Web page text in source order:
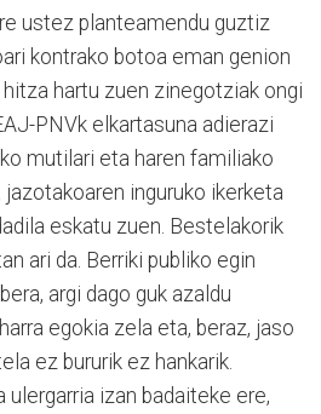
ustez planteamendu guztiz
kontrako botoa eman genion
hitza hartu zuen zinegotziak ongi
PNVk elkartasuna adierazi
mutilari eta haren familiako
jazotakoaren inguruko ikerketa
eskatu zuen. Bestelakorik
ari da. Berriki publiko egin
argi dago guk azaldu
egokia zela eta, beraz, jaso
ez bururik ez hankarik.
izan badaiteke ere,